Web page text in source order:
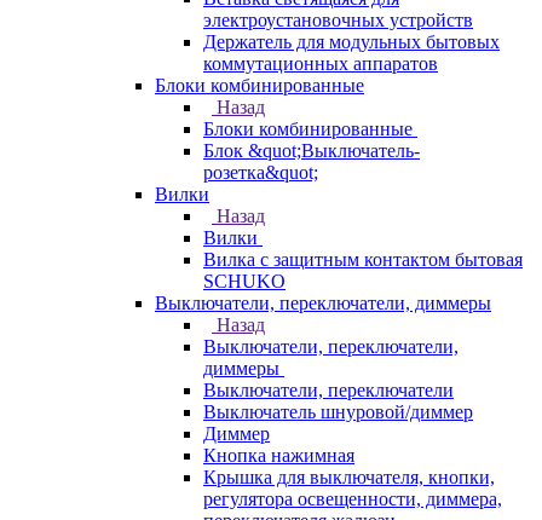
электроустановочных устройств
Держатель для модульных бытовых
коммутационных аппаратов
Блоки комбинированные
Назад
Блоки комбинированные
Блок &quot;Выключатель-
розетка&quot;
Вилки
Назад
Вилки
Вилка с защитным контактом бытовая
SCHUKO
Выключатели, переключатели, диммеры
Назад
Выключатели, переключатели,
диммеры
Выключатели, переключатели
Выключатель шнуровой/диммер
Диммер
Кнопка нажимная
Крышка для выключателя, кнопки,
регулятора освещенности, диммера,